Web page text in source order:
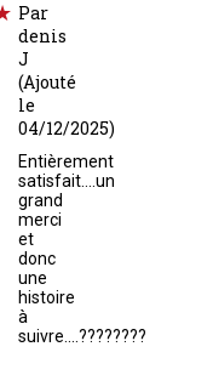
Par
denis
J
(Ajouté
le
04/12/2025)
Entièrement
satisfait....un
grand
merci
et
donc
une
histoire
à
suivre....????????